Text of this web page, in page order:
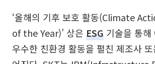
‘올해의 기후 보호 활동(Climate
of the Year)’ 상은 ESG 기술을 통해
우수한 친환경 활동을 펼친 제조사